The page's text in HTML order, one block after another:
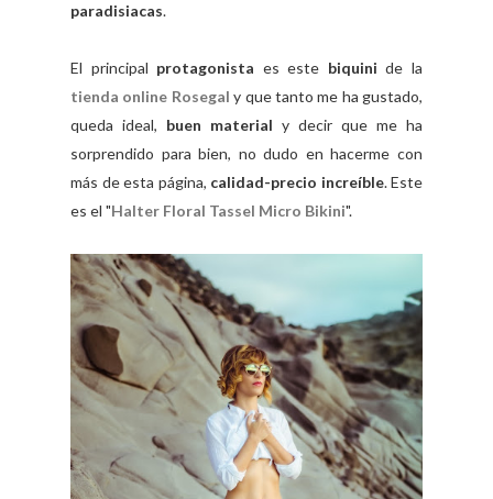
paradisiacas.
El principal protagonista es este biquini de la
tienda online Rosegal y que tanto me ha gustado,
queda ideal, buen material y decir que me ha
sorprendido para bien, no dudo en hacerme con
más de esta página, calidad-precio increíble. Este
es el "Halter Floral Tassel Micro Bikini".